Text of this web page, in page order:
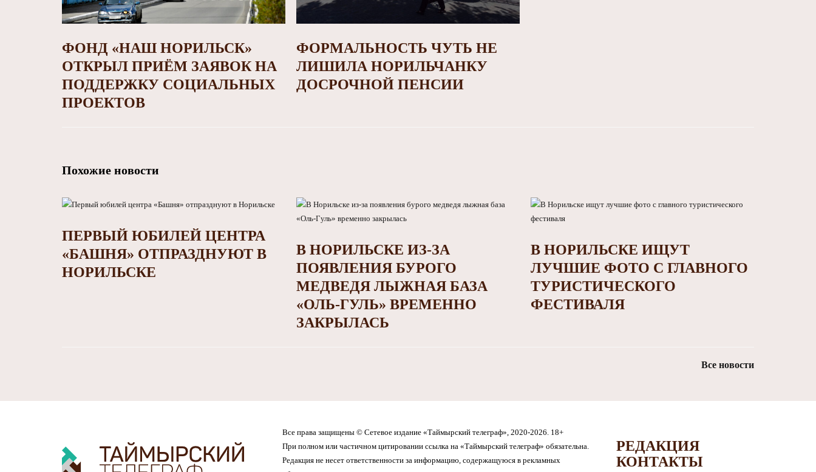
ФОНД «НАШ НОРИЛЬСК»
ОТКРЫЛ ПРИЁМ ЗАЯВОК НА
ПОДДЕРЖКУ СОЦИАЛЬНЫХ
ПРОЕКТОВ
ФОРМАЛЬНОСТЬ ЧУТЬ НЕ
ЛИШИЛА НОРИЛЬЧАНКУ
ДОСРОЧНОЙ ПЕНСИИ
Похожие новости
ПЕРВЫЙ ЮБИЛЕЙ ЦЕНТРА
«БАШНЯ» ОТПРАЗДНУЮТ В
НОРИЛЬСКЕ
В НОРИЛЬСКЕ ИЗ-ЗА
ПОЯВЛЕНИЯ БУРОГО
МЕДВЕДЯ ЛЫЖНАЯ БАЗА
«ОЛЬ-ГУЛЬ» ВРЕМЕННО
ЗАКРЫЛАСЬ
В НОРИЛЬСКЕ ИЩУТ
ЛУЧШИЕ ФОТО С ГЛАВНОГО
ТУРИСТИЧЕСКОГО
ФЕСТИВАЛЯ
Все новости
Все права защищены © Сетевое издание «Таймырский телеграф», 2020-2026. 18+
При полном или частичном цитировании ссылка на «Таймырский телеграф» обязательна.
Редакция не несет ответственности за информацию, содержащуюся в рекламных
РЕДАКЦИЯ
КОНТАКТЫ